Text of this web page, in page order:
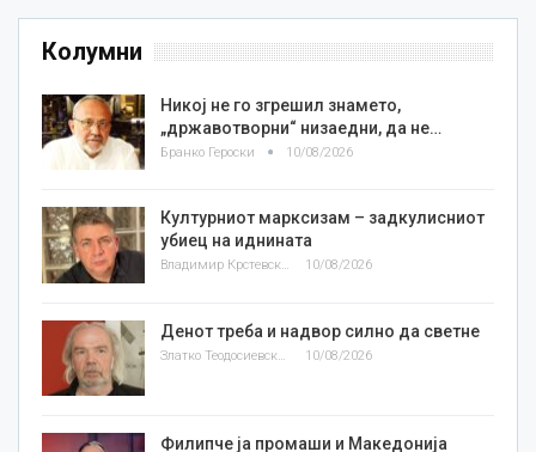
Колумни
Никој не го згрешил знамето,
„државотворни“ низаедни, да не…
Бранко Героски 10/08/2026
Културниот марксизам – задкулисниот
убиец на иднината
Владимир Крстевски 10/08/2026
Денот треба и надвор силно да светне
Златко Теодосиевски 10/08/2026
Филипче ја промаши и Македонија